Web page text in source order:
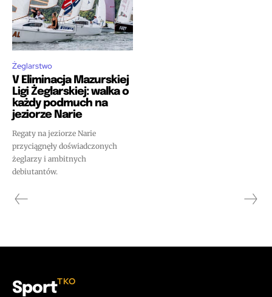
Żeglarstwo
V Eliminacja Mazurskiej
Ligi Żeglarskiej: walka o
każdy podmuch na
jeziorze Narie
Regaty na jeziorze Narie
przyciągnęły doświadczonych
żeglarzy i ambitnych
debiutantów.
SportTKO